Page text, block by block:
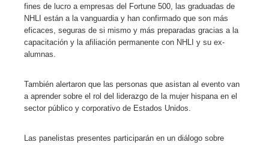
fines de lucro a empresas del Fortune 500, las graduadas de
NHLI están a la vanguardia y han confirmado que son más
eficaces, seguras de si mismo y más preparadas gracias a la
capacitación y la afiliación permanente con NHLI y su ex-
alumnas.
También alertaron que las personas que asistan al evento van
a aprender sobre el rol del liderazgo de la mujer hispana en el
sector público y corporativo de Estados Unidos.
Las panelistas presentes participarán en un diálogo sobre